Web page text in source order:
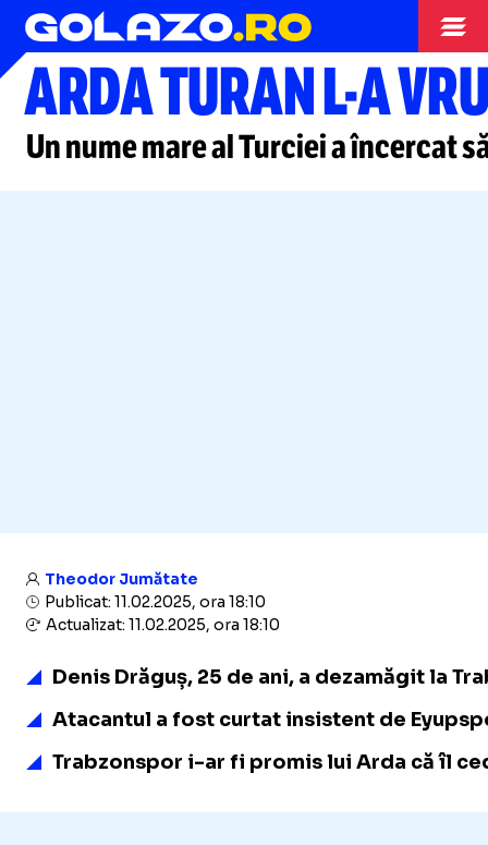
Stranieri
ARDA TURANL-A
Un nume mare al Turciei a încercat
Theodor Jumătate
Publicat: 11.02.2025, ora 18:10
Actualizat: 11.02.2025, ora 18:10
Denis Drăguș, 25 de ani, a dezamăgit la
Atacantul a fost curtat insistent de
Trabzonspor i-ar fi promis lui Arda că îl